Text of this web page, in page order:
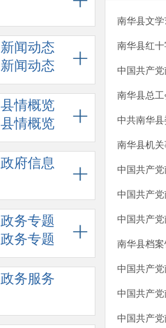
新闻动态
新闻动态
县情概览
县情概览
政府信息
政务专题
政务专题
政务服务
南华县文
南华县红
中国共产
南华县总
中共南华
南华县机
中国共产
中国共产
中国共产
南华县档
中国共产
中国共产
中国共产